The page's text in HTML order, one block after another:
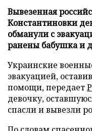
Вывезенная
Константиновки
обманули с
ранены бабушка и
Украинские
эвакуацией,
помощи, передает
девочку,
спасли и вывезли